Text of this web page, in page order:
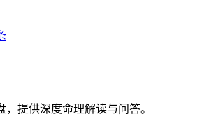
提供深度命理解读与问答。